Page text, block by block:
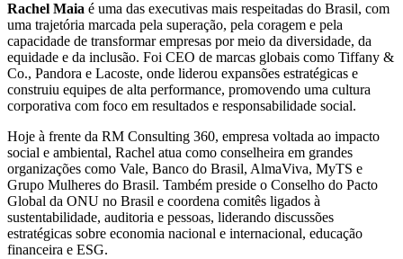
Rachel Maia é uma das executivas mais respeitadas do Brasil, com
uma trajetória marcada pela superação, pela coragem e pela
capacidade de transformar empresas por meio da diversidade, da
equidade e da inclusão. Foi CEO de marcas globais como Tiffany &
Co., Pandora e Lacoste, onde liderou expansões estratégicas e
construiu equipes de alta performance, promovendo uma cultura
corporativa com foco em resultados e responsabilidade social.
Hoje à frente da RM Consulting 360, empresa voltada ao impacto
social e ambiental, Rachel atua como conselheira em grandes
organizações como Vale, Banco do Brasil, AlmaViva, MyTS e
Grupo Mulheres do Brasil. Também preside o Conselho do Pacto
Global da ONU no Brasil e coordena comitês ligados à
sustentabilidade, auditoria e pessoas, liderando discussões
estratégicas sobre economia nacional e internacional, educação
financeira e ESG.